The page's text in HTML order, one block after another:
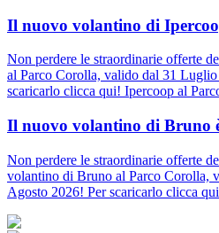
Il nuovo volantino di
Non perdere le straordinarie offerte
al Parco Corolla, valido dal 31
scaricarlo clicca qui! Ipercoop al
Il nuovo volantino di Bruno
Non perdere le straordinarie offerte
volantino di Bruno al Parco Corolla,
Agosto 2026! Per scaricarlo clicca